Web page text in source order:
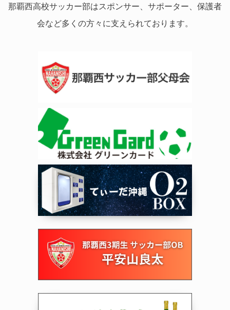
那覇西高校サッカー部はスポンサー、サポーター、保護者
会など多くの方々に支えられております。